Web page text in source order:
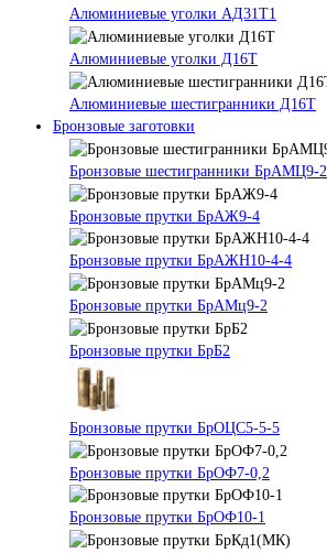
Алюминиевые уголки АД31Т1
Алюминиевые уголки Д16Т
Алюминиевые шестигранники Д16Т
Бронзовые заготовки
Бронзовые шестигранники БрАМЦ9-2
Бронзовые прутки БрАЖ9-4
Бронзовые прутки БрАЖН10-4-4
Бронзовые прутки БрАМц9-2
Бронзовые прутки БрБ2
Бронзовые прутки БрОЦС5-5-5
Бронзовые прутки БрОФ7-0,2
Бронзовые прутки БрОФ10-1